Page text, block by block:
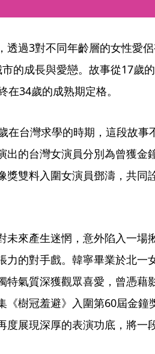
透過3對不同年齡層的女性愛
的成長與愛戀。故事從17歲
34歲的成熟期定格。
在台灣求學的時期，這段故事
出的台灣女演員分別為曾獲金
獎雙料入圍女演員鄧濤，共同
未來產生迷惘，意外陷入一場
力的對手戲。韓寧畢業於北一
氣質深獲觀眾喜愛，曾憑藉
《樹冠羞避》入圍第60屆金鐘
度展現深厚的表演功底，將一